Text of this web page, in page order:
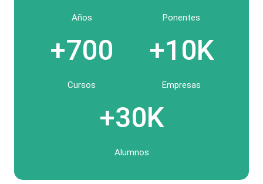
Años Ponentes
+700
Cursos
+10K
Empresas
+30K
Alumnos